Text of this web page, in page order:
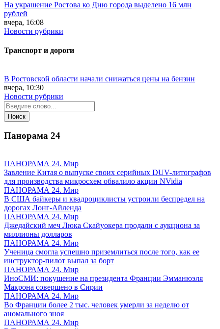
На украшение Ростова ко Дню города выделено 16 млн
рублей
вчера, 16:08
Новости рубрики
Транспорт и дороги
В Ростовской области начали снижаться цены на бензин
вчера, 10:30
Новости рубрики
Панорама 24
ПАНОРАМА 24. Мир
Завление Китая о выпуске своих серийных DUV-литографов
для производства микросхем обвалило акции NVidia
ПАНОРАМА 24. Мир
В США байкеры и квадроциклисты устроили беспредел на
дорогах Лонг-Айленда
ПАНОРАМА 24. Мир
Джедайский меч Люка Скайуокера продали с аукциона за
миллионы долларов
ПАНОРАМА 24. Мир
Ученица смогла успешно приземлиться после того, как ее
инструктор-пилот выпал за борт
ПАНОРАМА 24. Мир
ИноСМИ: покушение на президента Франции Эмманюэля
Макрона совершено в Сирии
ПАНОРАМА 24. Мир
Во Франции более 2 тыс. человек умерли за неделю от
аномального зноя
ПАНОРАМА 24. Мир